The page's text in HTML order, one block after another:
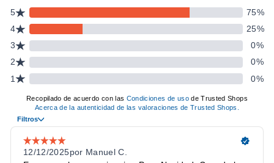
Force feedback de 3,2 Nm con sistema de doble motor y
transmisión por engranajes.
Volante desmontable de 300 mm con levas de aluminio de
estilo Fórmula.
Ángulo de giro ajustable entre 270° y 900° según el tipo de
Pedalera de tres pedales — acelerador, freno y embrague —
con sensores de efecto Hall y ángulo regulable.
Palanca de cambios en H de 6+1 con marcha atrás por
presión y conmutación de rango alto y bajo.